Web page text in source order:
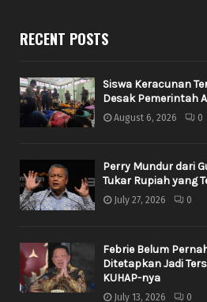
RECENT POSTS
Siswa Keracunan
Desak Pemerintah
August 6, 2026 0
Perry Mundur dari
Tukar Rupiah yang
July 27, 2026 0
Febrie Belum
Ditetapkan Jadi
KUHAP-nya
July 13, 2026 0